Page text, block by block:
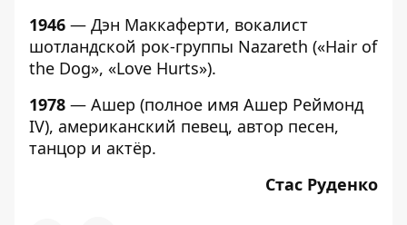
1946 — Дэн Маккаферти, вокалист
шотландской рок-группы Nazareth («Hair of
the Dog», «Love Hurts»).
1978 — Ашер (полное имя Ашер Реймонд
IV), американский певец, автор песен,
танцор и актёр.
Стас Руденко